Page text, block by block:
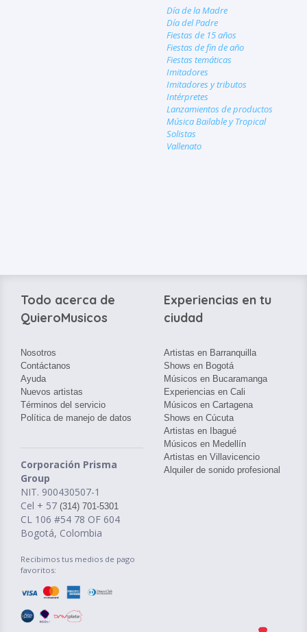
Día de la Madre
Día del Padre
Fiestas de 15 años
Fiestas de fin de año
Fiestas temáticas
Imitadores
Imitadores y tributos
Intérpretes
Lanzamientos de productos
Música Bailable y Tropical
Solistas
Vallenato
Todo acerca de
QuieroMusicos
Nosotros
Contáctanos
Ayuda
Nuevos artistas
Términos del servicio
Política de manejo de datos
Corporación Prisma
Group
NIT. 900430507-1
Cel + 57 (314) 701-5301
CL 106 #54 78 OF 604
Bogotá, Colombia
Recibimos tus medios de pago
favoritos:
Experiencias en tu
ciudad
Artistas en Barranquilla
Shows en Bogotá
Músicos en Bucaramanga
Experiencias en Cali
Músicos en Cartagena
Shows en Cúcuta
Artistas en Ibagué
Músicos en Medellín
Artistas en Villavicencio
Alquiler de sonido profesional